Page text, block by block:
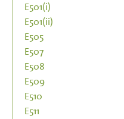
E501(i)
E501(ii)
E505
E507
E508
E509
E510
E511